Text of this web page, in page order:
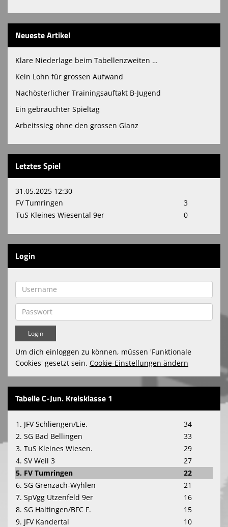
Neueste Artikel
Klare Niederlage beim Tabellenzweiten …
Kein Lohn für grossen Aufwand
Nachösterlicher Trainingsauftakt B-Jugend
Ein gebrauchter Spieltag
Arbeitssieg ohne den grossen Glanz
Letztes Spiel
31.05.2025 12:30
FV Tumringen
3
TuS Kleines Wiesental 9er
0
Login
Um dich einloggen zu können, müssen 'Funktionale
Cookies' gesetzt sein. Cookie-Einstellungen ändern
Tabelle C-Jun. Kreisklasse 1
1. JFV Schliengen/Lie.
34
2. SG Bad Bellingen
33
3. TuS Kleines Wiesen.
29
4. SV Weil 3
27
5. FV Tumringen
22
6. SG Grenzach-Wyhlen
21
7. SpVgg Utzenfeld 9er
16
8. SG Haltingen/BFC F.
15
9. JFV Kandertal
10